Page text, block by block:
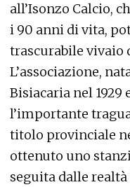
all’Isonzo Calcio,
i 90 anni di vita,
trascurabile vivaio
L’associazione,
Bisiacaria nel 1929
l’importante
titolo provinciale
ottenuto uno
seguita dalle